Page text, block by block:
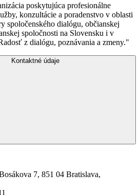
poskytujúca profesionálne
konzultácie a poradenstvo v oblasti
spoločenského dialógu, občianskej
spoločnosti na Slovensku i v
z dialógu, poznávania a zmeny."
Kontaktné údaje
7, 851 04 Bratislava,